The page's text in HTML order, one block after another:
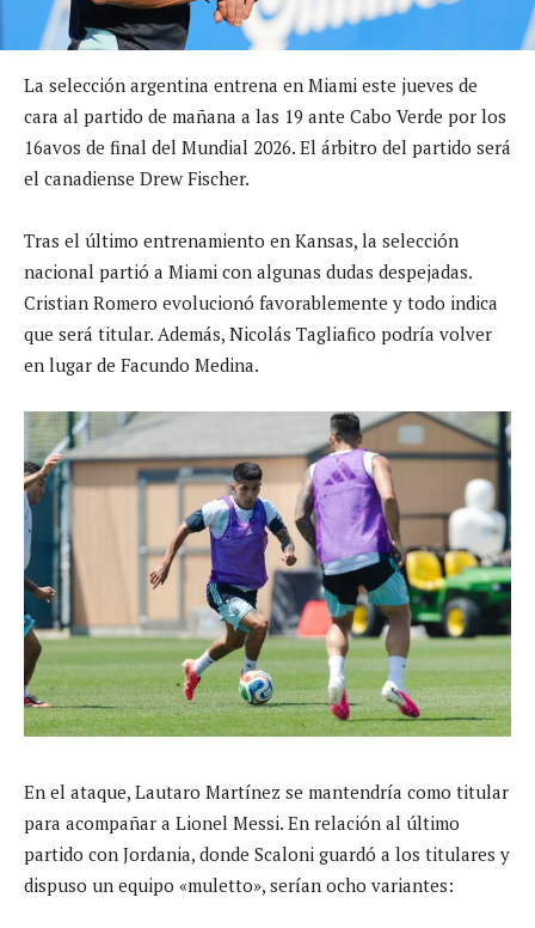
La selección argentina entrena en Miami este jueves de
cara al partido de mañana a las 19 ante Cabo Verde por los
16avos de final del Mundial 2026. El árbitro del partido será
el canadiense Drew Fischer.
Tras el último entrenamiento en Kansas, la selección
nacional partió a Miami con algunas dudas despejadas.
Cristian Romero evolucionó favorablemente y todo indica
que será titular. Además, Nicolás Tagliafico podría volver
en lugar de Facundo Medina.
En el ataque, Lautaro Martínez se mantendría como titular
para acompañar a Lionel Messi. En relación al último
partido con Jordania, donde Scaloni guardó a los titulares y
dispuso un equipo «muletto», serían ocho variantes: